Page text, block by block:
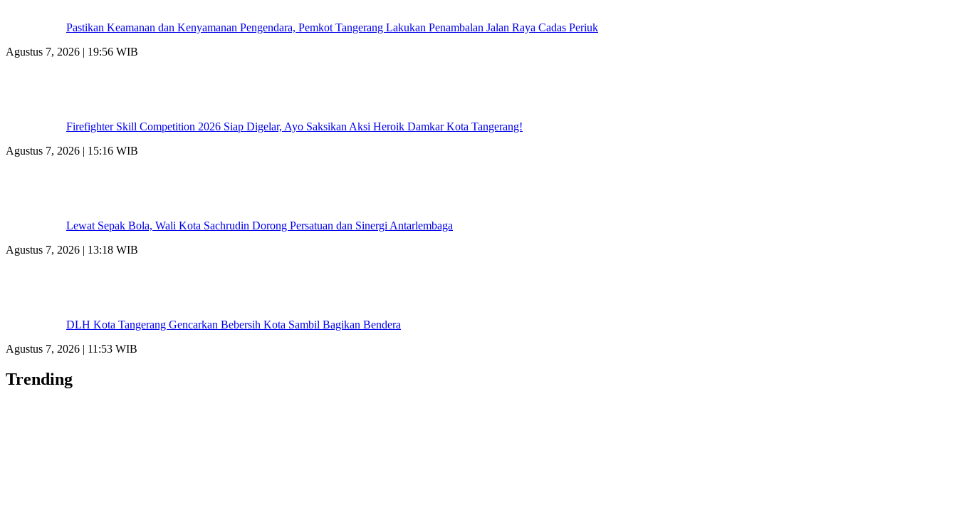
Pastikan Keamanan dan Kenyamanan Pengendara, Pemkot Tangerang Lakukan Penambalan Jalan Raya Cadas Periuk
Agustus 7, 2026 | 19:56 WIB
Firefighter Skill Competition 2026 Siap Digelar, Ayo Saksikan Aksi Heroik Damkar Kota Tangerang!
Agustus 7, 2026 | 15:16 WIB
Lewat Sepak Bola, Wali Kota Sachrudin Dorong Persatuan dan Sinergi Antarlembaga
Agustus 7, 2026 | 13:18 WIB
DLH Kota Tangerang Gencarkan Bebersih Kota Sambil Bagikan Bendera
Agustus 7, 2026 | 11:53 WIB
Trending